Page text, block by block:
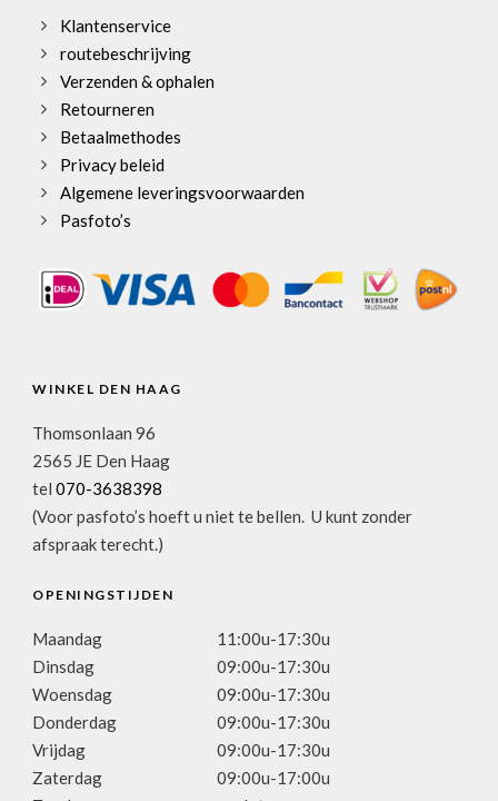
Klantenservice
routebeschrijving
Verzenden & ophalen
Retourneren
Betaalmethodes
Privacy beleid
Algemene leveringsvoorwaarden
Pasfoto’s
WINKEL DEN HAAG
Thomsonlaan 96
2565 JE Den Haag
tel 070-3638398
(Voor pasfoto’s hoeft u niet te bellen. U kunt zonder
afspraak terecht.)
OPENINGSTIJDEN
Maandag
11:00u-17:30u
Dinsdag
09:00u-17:30u
Woensdag
09:00u-17:30u
Donderdag
09:00u-17:30u
Vrijdag
09:00u-17:30u
Zaterdag
09:00u-17:00u